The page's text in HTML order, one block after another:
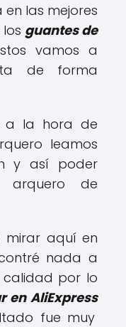
las mejores
guantes de
vamos a
de forma
a la hora de
leamos
y así poder
arquero de
mirar aquí en
nada a
por lo
en AliExpress
fue muy